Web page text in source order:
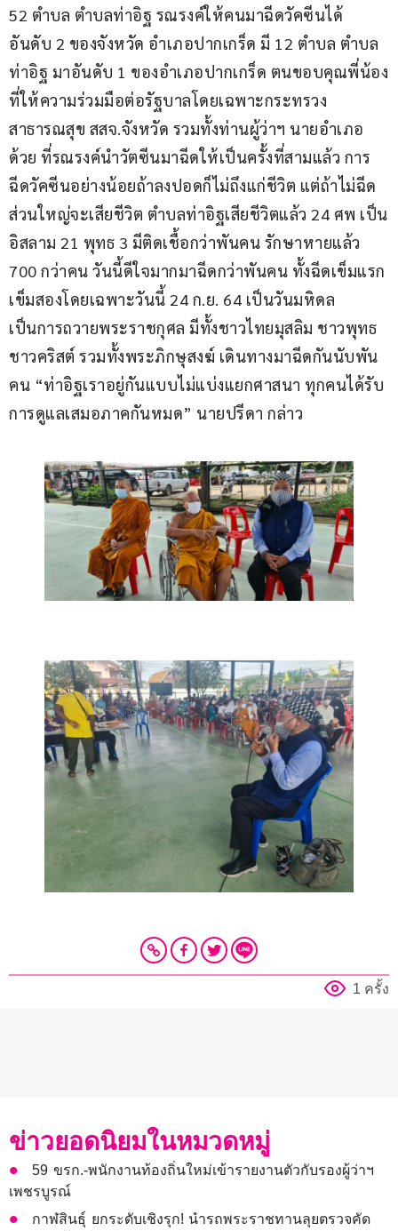
52 ตำบล ตำบลท่าอิฐ รณรงค์ให้คนมาฉีดวัคซีนได้
อันดับ 2 ของจังหวัด อำเภอปากเกร็ด มี 12 ตำบล ตำบล
ท่าอิฐ มาอันดับ 1 ของอำเภอปากเกร็ด ตนขอบคุณพี่น้อง
ที่ให้ความร่วมมือต่อรัฐบาลโดยเฉพาะกระทรวง
สาธารณสุข สสจ.จังหวัด รวมทั้งท่านผู้ว่าฯ นายอำเภอ
ด้วย ที่รณรงค์นำวัตซีนมาฉีดให้เป็นครั้งที่สามแล้ว การ
ฉีดวัคซีนอย่างน้อยถ้าลงปอดก็ไม่ถึงแก่ชีวิต แต่ถ้าไม่ฉีด
ส่วนใหญ่จะเสียชีวิต ตำบลท่าอิฐเสียชีวิตแล้ว 24 ศพ เป็น
อิสลาม 21 พุทธ 3 มีติดเชื้อกว่าพันคน รักษาหายแล้ว
700 กว่าคน วันนี้ดีใจมากมาฉีดกว่าพันคน ทั้งฉีดเข็มแรก
เข็มสองโดยเฉพาะวันนี้ 24 ก.ย. 64 เป็นวันมหิดล
เป็นการถวายพระราชกุศล มีทั้งชาวไทยมุสลิม ชาวพุทธ
ชาวคริสต์ รวมทั้งพระภิกษุสงฆ์ เดินทางมาฉีดกันนับพัน
คน “ท่าอิฐเราอยู่กันแบบไม่แบ่งแยกศาสนา ทุกคนได้รับ
การดูแลเสมอภาคกันหมด” นายปรีดา กล่าว
1 ครั้ง
ข่าวยอดนิยมในหมวดหมู่
59 ขรก.-พนักงานท้องถิ่นใหม่เข้ารายงานตัวกับรองผู้ว่าฯ
เพชรบูรณ์
กาฬสินธุ์ ยกระดับเชิงรุก! นำรถพระราชทานลุยตรวจคัด